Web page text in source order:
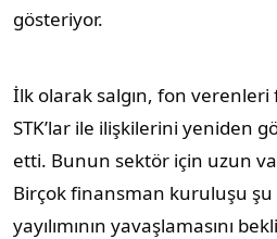
gösteriyor.
İlk olarak salgın, fon verenleri
STK’lar ile ilişkilerini yeniden
etti. Bunun sektör için uzun
Birçok finansman kuruluşu şu
yayılımının yavaşlamasını